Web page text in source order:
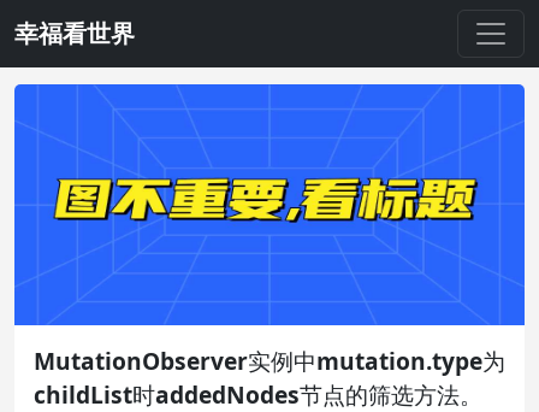
幸福看世界
MutationObserver实例中mutation.type为
childList时addedNodes节点的筛选方法。